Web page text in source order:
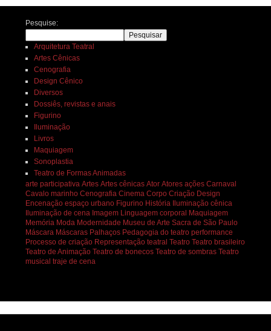
Pesquise:
Pesquisar
Arquitetura Teatral
Artes Cênicas
Cenografia
Design Cênico
Diversos
Dossiês, revistas e anais
Figurino
Iluminação
Livros
Maquiagem
Sonoplastia
Teatro de Formas Animadas
arte participativa Artes Artes cênicas Ator Atores ações Carnaval
Cavalo marinho Cenografia Cinema Corpo Criação Design
Encenação espaço urbano Figurino História
Iluminação cênica
Iluminação de cena Imagem Linguagem corporal Maquiagem
Memória Moda Modernidade Museu de Arte Sacra de São Paulo
Máscara Máscaras Palhaços Pedagogia do teatro performance
Processo de criação Representação teatral Teatro Teatro brasileiro
Teatro de Animação Teatro de bonecos Teatro de sombras Teatro
musical traje de cena